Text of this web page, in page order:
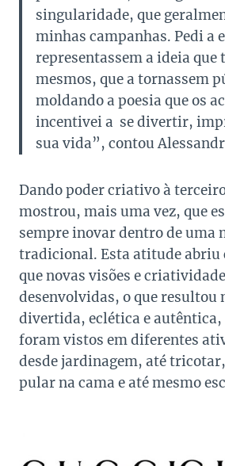
singularidade, que
minhas campanhas. Pedi a
representassem a ideia que
mesmos, que a tornassem
moldando a poesia que os
incentivei a se divertir,
sua vida”, contou
Dando poder criativo à
mostrou, mais uma vez, que
sempre inovar dentro de uma
tradicional. Esta atitude abriu
que novas visões e
desenvolvidas, o que resultou
divertida, eclética e autêntica,
foram vistos em diferentes
desde jardinagem, até
pular na cama e até mesmo